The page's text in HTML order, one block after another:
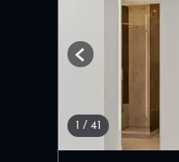
/ 41
Previous